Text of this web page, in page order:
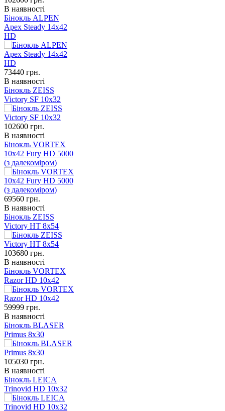
В наявності
Бінокль ALPEN
Apex Steady 14x42
HD
73440 грн.
В наявності
Бінокль ZEISS
Victory SF 10x32
102600 грн.
В наявності
Бінокль VORTEX
10x42 Fury HD 5000
(з далекоміром)
69560 грн.
В наявності
Бінокль ZEISS
Victory HT 8x54
103680 грн.
В наявності
Бінокль VORTEX
Razor HD 10x42
59999 грн.
В наявності
Бінокль BLASER
Primus 8x30
105030 грн.
В наявності
Бінокль LEICA
Trinovid HD 10x32